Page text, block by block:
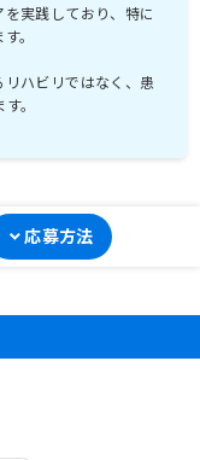
実践しており、特に
。
ハビリではなく、患
。
応募方法